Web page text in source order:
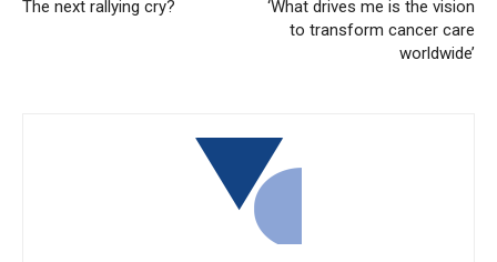
The next rallying cry?
‘What drives me is the vision
to transform cancer care
worldwide’